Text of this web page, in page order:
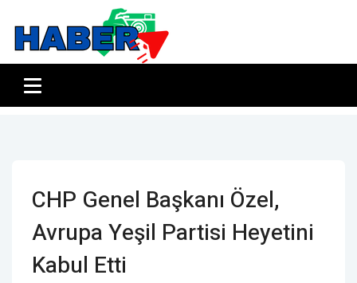
CHP Genel Başkanı Özel,
Avrupa Yeşil Partisi Heyetini
Kabul Etti